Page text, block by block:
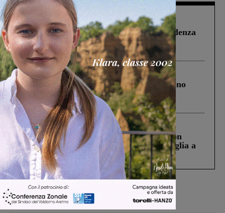
Figline Incisa Valdarno 1 Agosto 2026
Piscina di Figline finanziata oltre la scadenza
Pnrr, il gruppo di Fratelli d’Italia: “Un
ringraziamento al Governo”
Cronaca 4 Agosto 2026
Un anno fa la strage in A1 in cui morirono
Gianni, Giulia e Franco. Lo schianto, il
processo, lo stop ai sorpassi fra tir....
Cronaca 3 Agosto 2026
Scomparso da una struttura di Castiglion
Fiorentino l’uomo che aveva ucciso la figlia a
Levane nel 2020